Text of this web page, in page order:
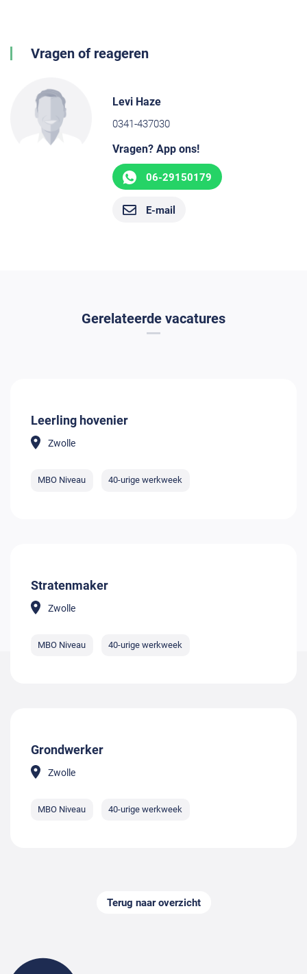
Vragen of reageren
Levi Haze
0341-437030
Vragen? App ons!
06-29150179
E-mail
Gerelateerde vacatures
Leerling hovenier
Zwolle
MBO Niveau 40-urige werkweek
Stratenmaker
Zwolle
MBO Niveau 40-urige werkweek
Grondwerker
Zwolle
MBO Niveau 40-urige werkweek
Terug naar overzicht